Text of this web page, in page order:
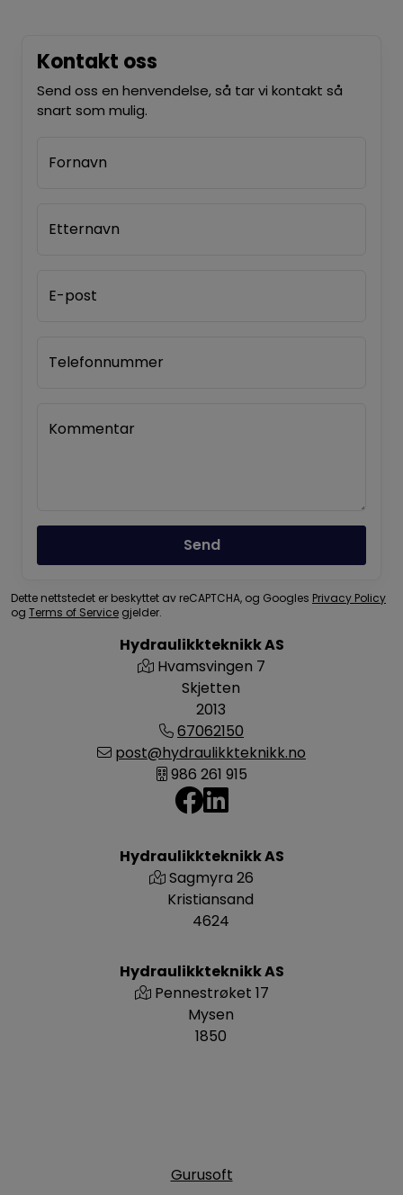
Hydraulikkteknikk AS
Hvamsvingen 7
Skjetten
2013
67062150
post@hydraulikkteknikk.no
986 261 915
Hydraulikkteknikk AS
Pennestrøket 17
Mysen
1850
Hydraulikkteknikk AS
Sagmyra 26
Kristiansand
4624
Kontakt oss
Send oss en henvendelse, så tar vi kontakt så
snart som mulig.
Fornavn
Etternavn
E-post
Telefonnummer
Kommentar
Send
Dette nettstedet er beskyttet av reCAPTCHA, og Googles Privacy Policy
og Terms of Service gjelder.
Gurusoft